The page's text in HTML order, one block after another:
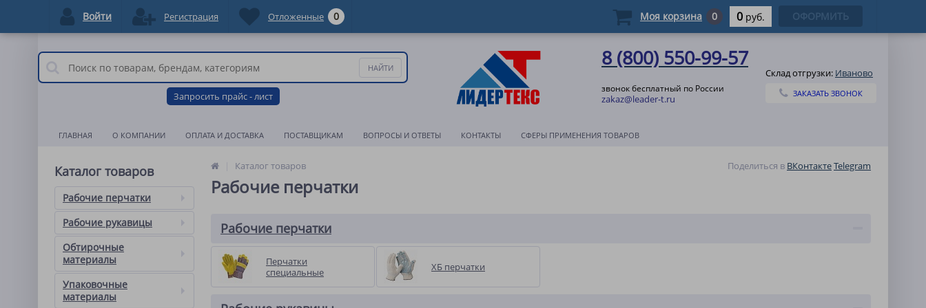
Запросить прайс - лист
8 (800) 550-99-57
звонок бесплатный по России
zakaz@leader-t.ru
Склад отгрузки: Иваново
ЗАКАЗАТЬ ЗВОНОК
ГЛАВНАЯ О КОМПАНИИ ОПЛАТА И ДОСТАВКА ПОСТАВЩИКАМ ВОПРОСЫ И ОТВЕТЫ КОНТАКТЫ СФЕРЫ ПРИМЕНЕНИЯ ТОВАРОВ
Каталог товаров
Рабочие перчатки
Рабочие рукавицы
Обтирочные
материалы
Упаковочные
материалы
Каталог товаров Поделиться в ВКонтактеTelegram
Рабочие перчатки
Рабочие перчатки
Перчатки
специальные
ХБ перчатки
Войти Регистрация Отложенные 0 Моя корзина 0 0 руб. ОФОРМИТЬ